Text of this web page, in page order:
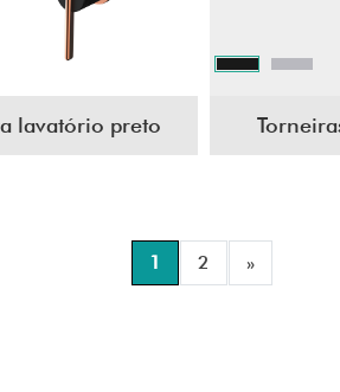
lavatório preto
1 2 »